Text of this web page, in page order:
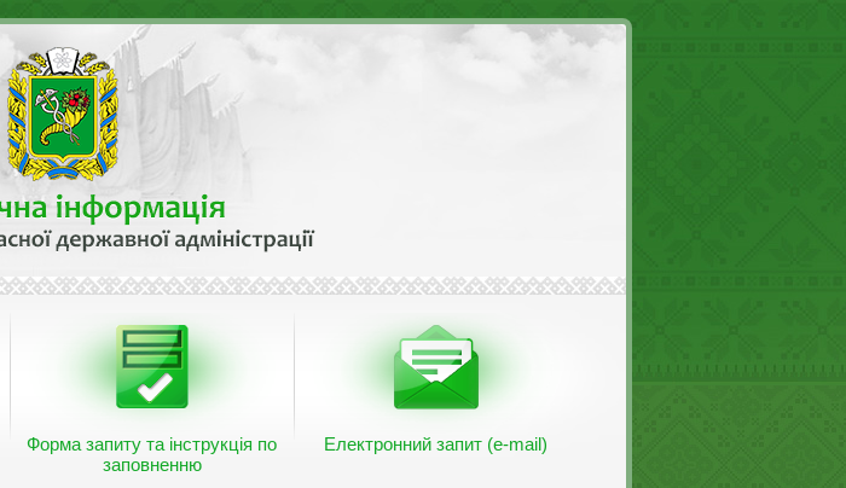
Форма запиту та інструкція по
заповненню
Електронний запит (e-mail)